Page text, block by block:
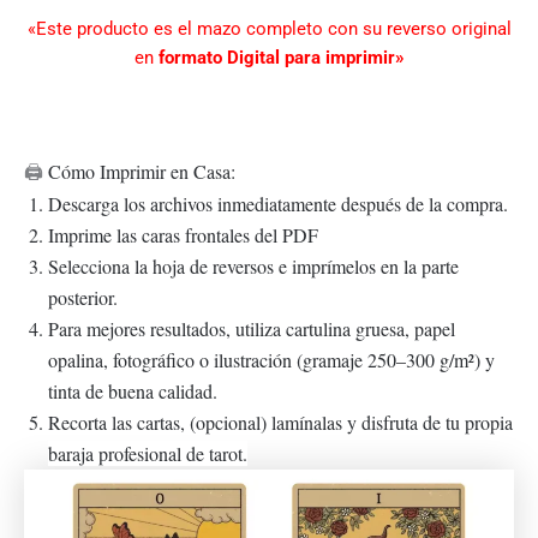
«Este producto es el mazo completo con su reverso original
enformato Digital para imprimir»
🖨️ Cómo Imprimir en Casa:
Descarga los archivos inmediatamente después de la compra.
Imprime las caras frontales del PDF
Selecciona la hoja de reversos e imprímelos en la parte
posterior.
Para mejores resultados, utiliza cartulina gruesa, papel
opalina, fotográfico o ilustración (gramaje 250–300 g/m²) y
tinta de buena calidad.
Recorta las cartas, (opcional) lamínalas y disfruta de tu propia
baraja profesional de tarot.